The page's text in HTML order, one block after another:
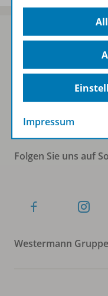
Zum
Folgen Sie uns auf
Westermann Gruppe
Impressum